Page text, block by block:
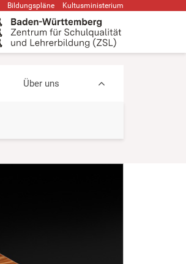
Bildungspläne Kultusministerium
Über uns